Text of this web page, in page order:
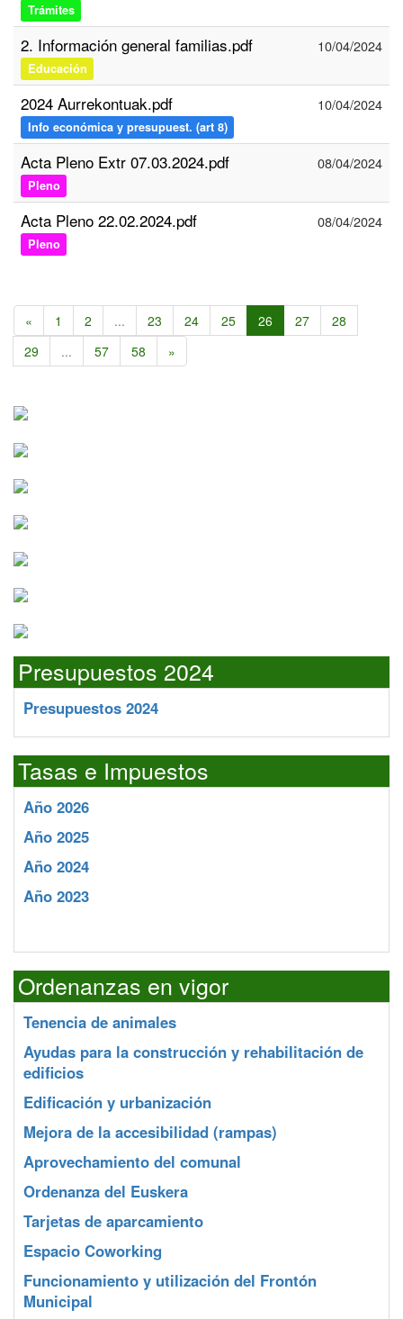
Trámites
2. Información general familias.pdf
Educación
10/04/2024
2024 Aurrekontuak.pdf
Info económica y presupuest. (art 8)
10/04/2024
Acta Pleno Extr 07.03.2024.pdf
Pleno
08/04/2024
Acta Pleno 22.02.2024.pdf
Pleno
08/04/2024
« 1 2 ... 23 24 25 26 27
28
29
... 57 58 »
Presupuestos 2024
Presupuestos 2024
Tasas e Impuestos
Año 2026
Año 2025
Año 2024
Año 2023
Ordenanzas en vigor
Tenencia de animales
Ayudas para la construcción y rehabilitación de
edificios
Edificación y urbanización
Mejora de la accesibilidad (rampas)
Aprovechamiento del comunal
Ordenanza del Euskera
Tarjetas de aparcamiento
Espacio Coworking
Funcionamiento y utilización del Frontón
Municipal